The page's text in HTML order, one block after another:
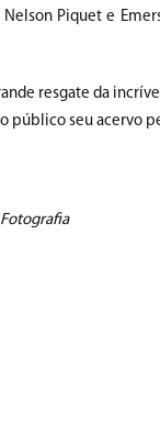
Piquet e
resgate da
seu acervo